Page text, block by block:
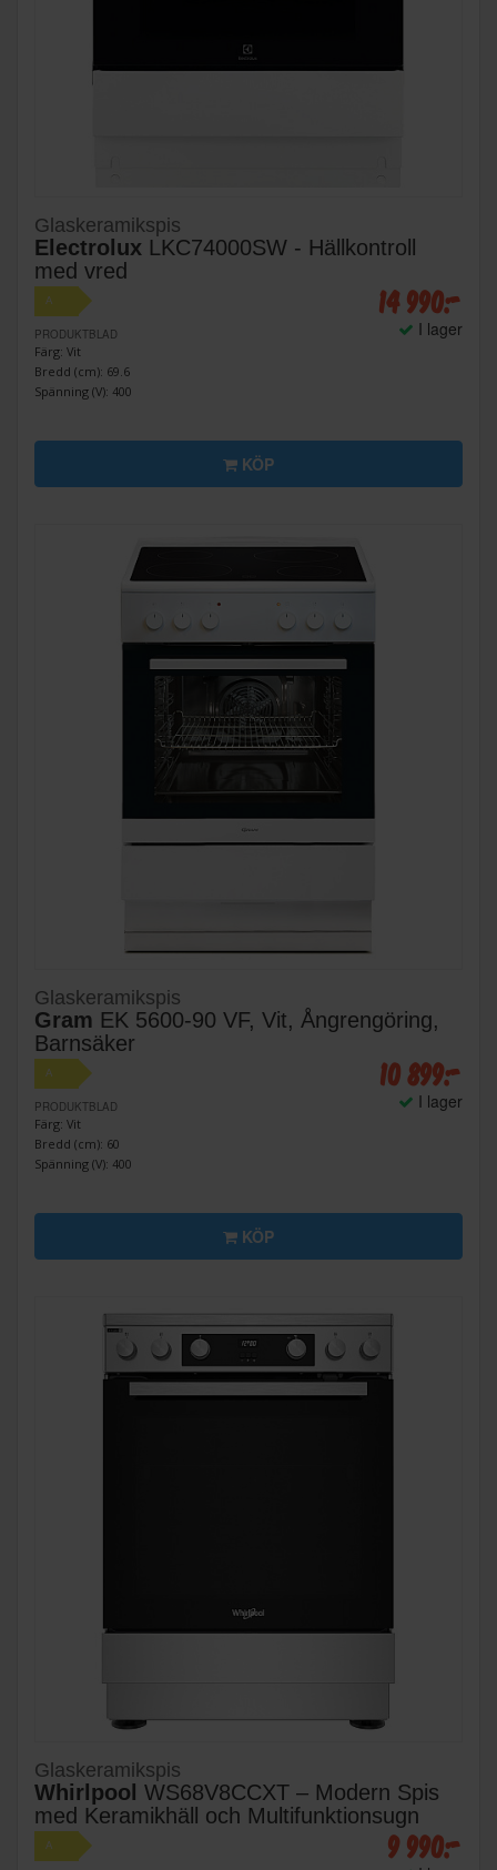
Glaskeramikspis
Electrolux LKC74000SW - Hällkontroll
med vred
A
PRODUKTBLAD
Färg: Vit
Bredd (cm): 69.6
Spänning (V): 400
14 990:-
I lager
KÖP
Glaskeramikspis
Gram EK 5600-90 VF, Vit, Ångrengöring,
Barnsäker
A
PRODUKTBLAD
Färg: Vit
Bredd (cm): 60
Spänning (V): 400
10 899:-
I lager
KÖP
Glaskeramikspis
Whirlpool WS68V8CCXT – Modern Spis
med Keramikhäll och Multifunktionsugn
A 9 990:-